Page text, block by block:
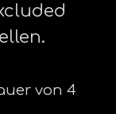
von 4